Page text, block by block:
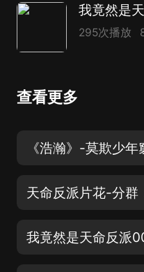
295次播放
查看更多
天命反派片花-分